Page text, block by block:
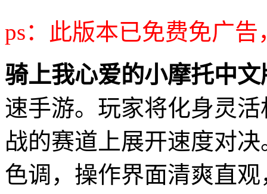
ps：此版本已免费免广告
骑上我心爱的小摩托中文
速手游。玩家将化身灵
战的赛道上展开速度对
色调，操作界面清爽直